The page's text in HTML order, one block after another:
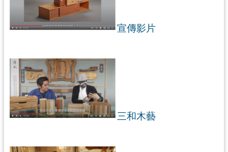
宣傳影片
三和木藝